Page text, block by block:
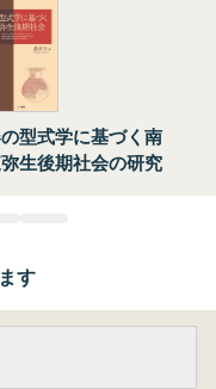
型式学に基づく南
生後期社会の研究
す